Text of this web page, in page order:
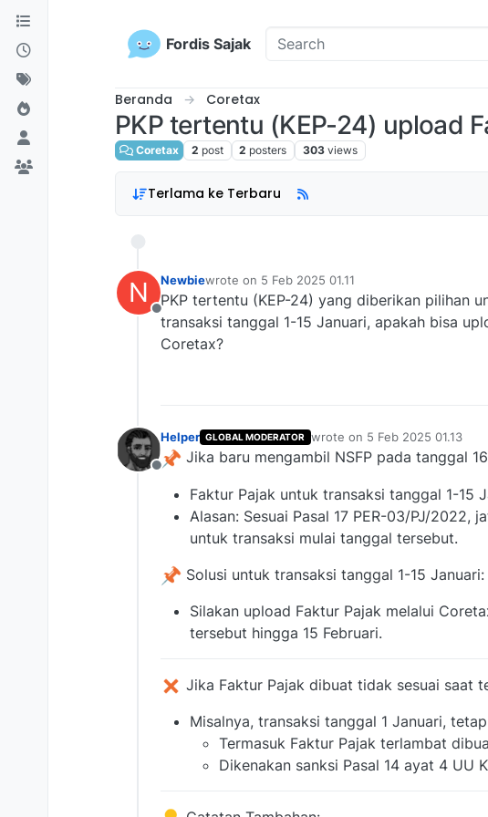
Skip to content
Fordis Sajak
Beranda Coretax
PKP tertentu (KEP-24) upload
Coretax 2 post 2 posters 303 views
Terlama ke Terbaru
N
Offline
Newbiewrote on 5 Feb 2025 01.11
last edited by
PKP tertentu (KEP-24) yang diberikan pilihan
transaksi tanggal 1-15 Januari, apakah bisa
Coretax?
Offline
Helper GLOBAL MODERATOR wrote on 5 Feb 2025 01.13
last edited by
Jika baru mengambil NSFP pada tanggal
Faktur Pajak untuk transaksi tanggal 1-
Alasan: Sesuai Pasal 17 PER-03/PJ/2022,
untuk transaksi mulai tanggal tersebut.
Solusi untuk transaksi tanggal 1-15 Januari:
Silakan upload Faktur Pajak melalui
tersebut hingga 15 Februari.
Jika Faktur Pajak dibuat tidak sesuai saat
Misalnya, transaksi tanggal 1 Januari,
Termasuk Faktur Pajak terlambat
Dikenakan sanksi Pasal 14 ayat 4 UU